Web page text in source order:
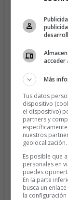
Ver
acceder
Más
Tus datos
dispositivo
el dispositivo)
partners y
nuestros
geolocalización.
Es posible que
personales en
puedes
En la parte
busca un
la